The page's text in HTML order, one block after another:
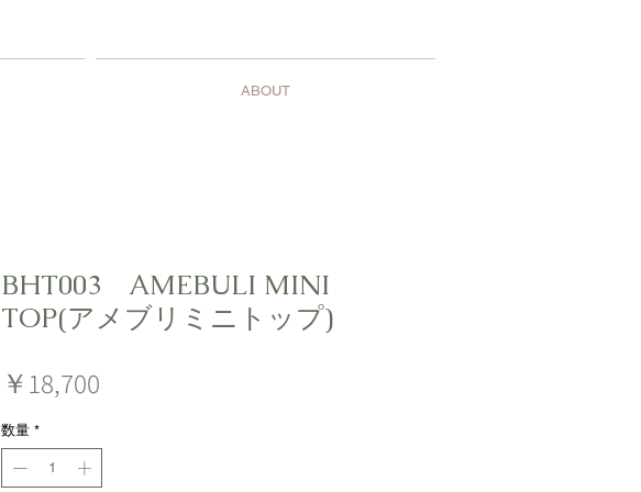
ABOUT
BHT003 AMEBULI MINI
TOP(アメブリミニトップ)
￥18,700
数量 *